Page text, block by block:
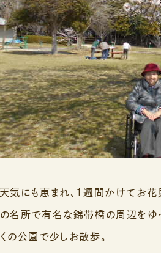
気にも恵まれ、１週間かけてお花
名所で有名な錦帯橋の周辺をゆっ
の公園で少しお散歩。